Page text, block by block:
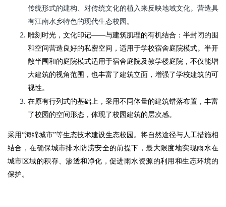
传统形式的建构、对传统文化的植入来反映地域文化。营造具
有江南水乡特色的现代生态校园。
雕刻时光，文化印记——与建筑肌理的有机结合：半封闭的围
和空间营造良好的私密空间，适用于学校宿舍庭院模式。半开
敞半围和的庭院模式适用于宿舍庭院及教学楼庭院，不仅能增
大建筑的视角范围，也丰富了建筑立面，增强了学校建筑的可
视性。
在原有行列式的基础上，采用不同体量的建筑错落布置，丰富
了校园的空间形态，体现了校园建筑的层次感。
采用“海绵城市”等生态技术建设生态校园。将自然途径与人工措施相
结合，在确保城市排水防涝安全的前提下，最大限度地实现雨水在
城市区域的积存、渗透和净化，促进雨水资源的利用和生态环境的
保护。